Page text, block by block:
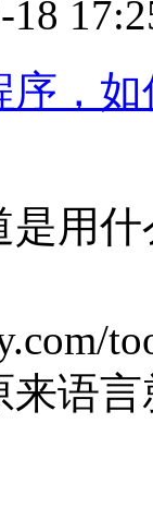
18
，
用
来语